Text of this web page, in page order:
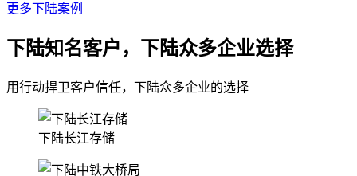
更多下陆案例
下陆知名客户，下陆众多企业选择
用行动捍卫客户信任，下陆众多企业的选择
下陆长江存储